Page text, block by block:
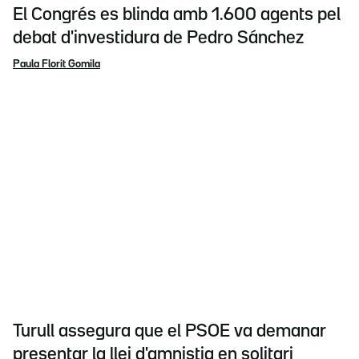
El Congrés es blinda amb 1.600 agents pel
debat d'investidura de Pedro Sánchez
Paula Florit Gomila
Turull assegura que el PSOE va demanar
presentar la llei d'amnistia en solitari